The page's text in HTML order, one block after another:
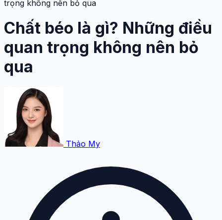
trọng không nên bỏ qua
Chất béo là gì? Những điều
quan trọng không nên bỏ
qua
Thảo My